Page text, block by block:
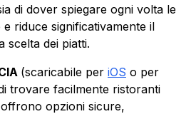
di dover spiegare ogni volta le
riduce significativamente il
scelta dei piatti.
(scaricabile per iOS o per
trovare facilmente ristoranti
opzioni sicure,